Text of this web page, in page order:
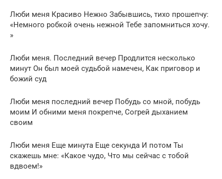
Люби меня Красиво Нежно Забывшись, тихо прошепчу:
«Немного робкой очень нежной Тебе запомниться хочу.
»
Люби меня. Последний вечер Продлится несколько
минут Он был моей судьбой намечен, Как приговор и
божий суд
Люби меня последний вечер Побудь со мной, побудь
моим И обними меня покрепче, Согрей дыханием
своим
Люби меня Еще минута Еще секунда И потом Ты
скажешь мне: «Какое чудо, Что мы сейчас с тобой
вдвоем!»